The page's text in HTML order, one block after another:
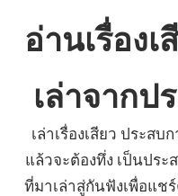
อ่านเรื่องเ
เล่าจากป
เล่าเรื่องเสียว ประส
แล้วจะต้องทึ่ง เป็นปร
ที่มาเล่าสู่กันฟังเพื่อแช